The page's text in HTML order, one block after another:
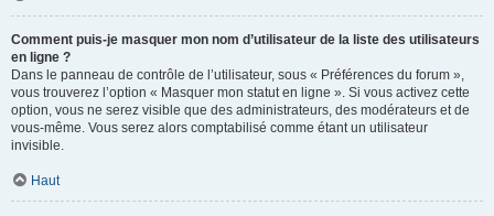
Comment puis-je masquer mon nom d’utilisateur de la liste des utilisateurs
en ligne ?
Dans le panneau de contrôle de l’utilisateur, sous « Préférences du forum »,
vous trouverez l’option « Masquer mon statut en ligne ». Si vous activez cette
option, vous ne serez visible que des administrateurs, des modérateurs et de
vous-même. Vous serez alors comptabilisé comme étant un utilisateur
invisible.
Haut